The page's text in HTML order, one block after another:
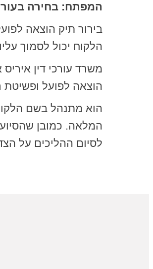
המפתח: בחירה
בירור תיק הוצאה
הלקוח יכול לסמוך
משרד עורכי דין
הוצאה לפועל ופשיטת
הוא מתנהל בשם
המלאה. כמובן
לסיום ההליכים על